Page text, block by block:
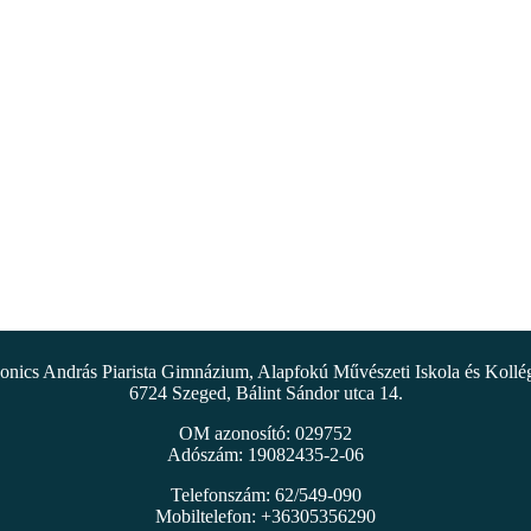
András Piarista Gimnázium, Alapfokú Művészeti Iskola és
6724 Szeged, Bálint Sándor utca 14.
OM azonosító: 029752
Adószám: 19082435-2-06
Telefonszám: 62/549-090
Mobiltelefon: +36305356290